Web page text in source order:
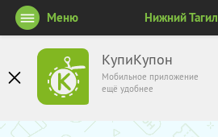
КупиКупон
Мобильное приложение
ещё удобнее
Меню Нижний Тагил